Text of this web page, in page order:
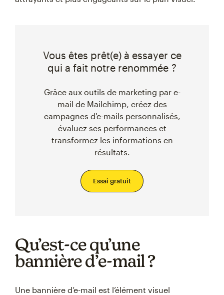
Vous êtes prêt(e) à essayer ce
qui a fait notre renommée ?
Grâce aux outils de marketing par e-
mail de Mailchimp, créez des
campagnes d'e-mails personnalisés,
évaluez ses performances et
transformez les informations en
résultats.
Essai gratuit
Qu’est-ce qu’une
bannière d’e-mail ?
Une bannière d’e-mail est l’élément visuel